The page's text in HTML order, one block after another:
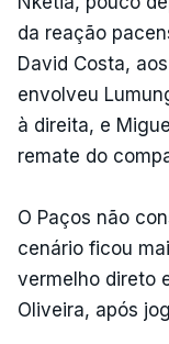
da reação
David Costa,
envolveu
à direita, e
remate do
O Paços não
cenário ficou
vermelho direto
Oliveira, após